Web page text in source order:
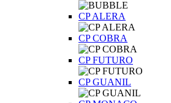
CP ALERA
CP COBRA
CP FUTURO
CP GUANIL